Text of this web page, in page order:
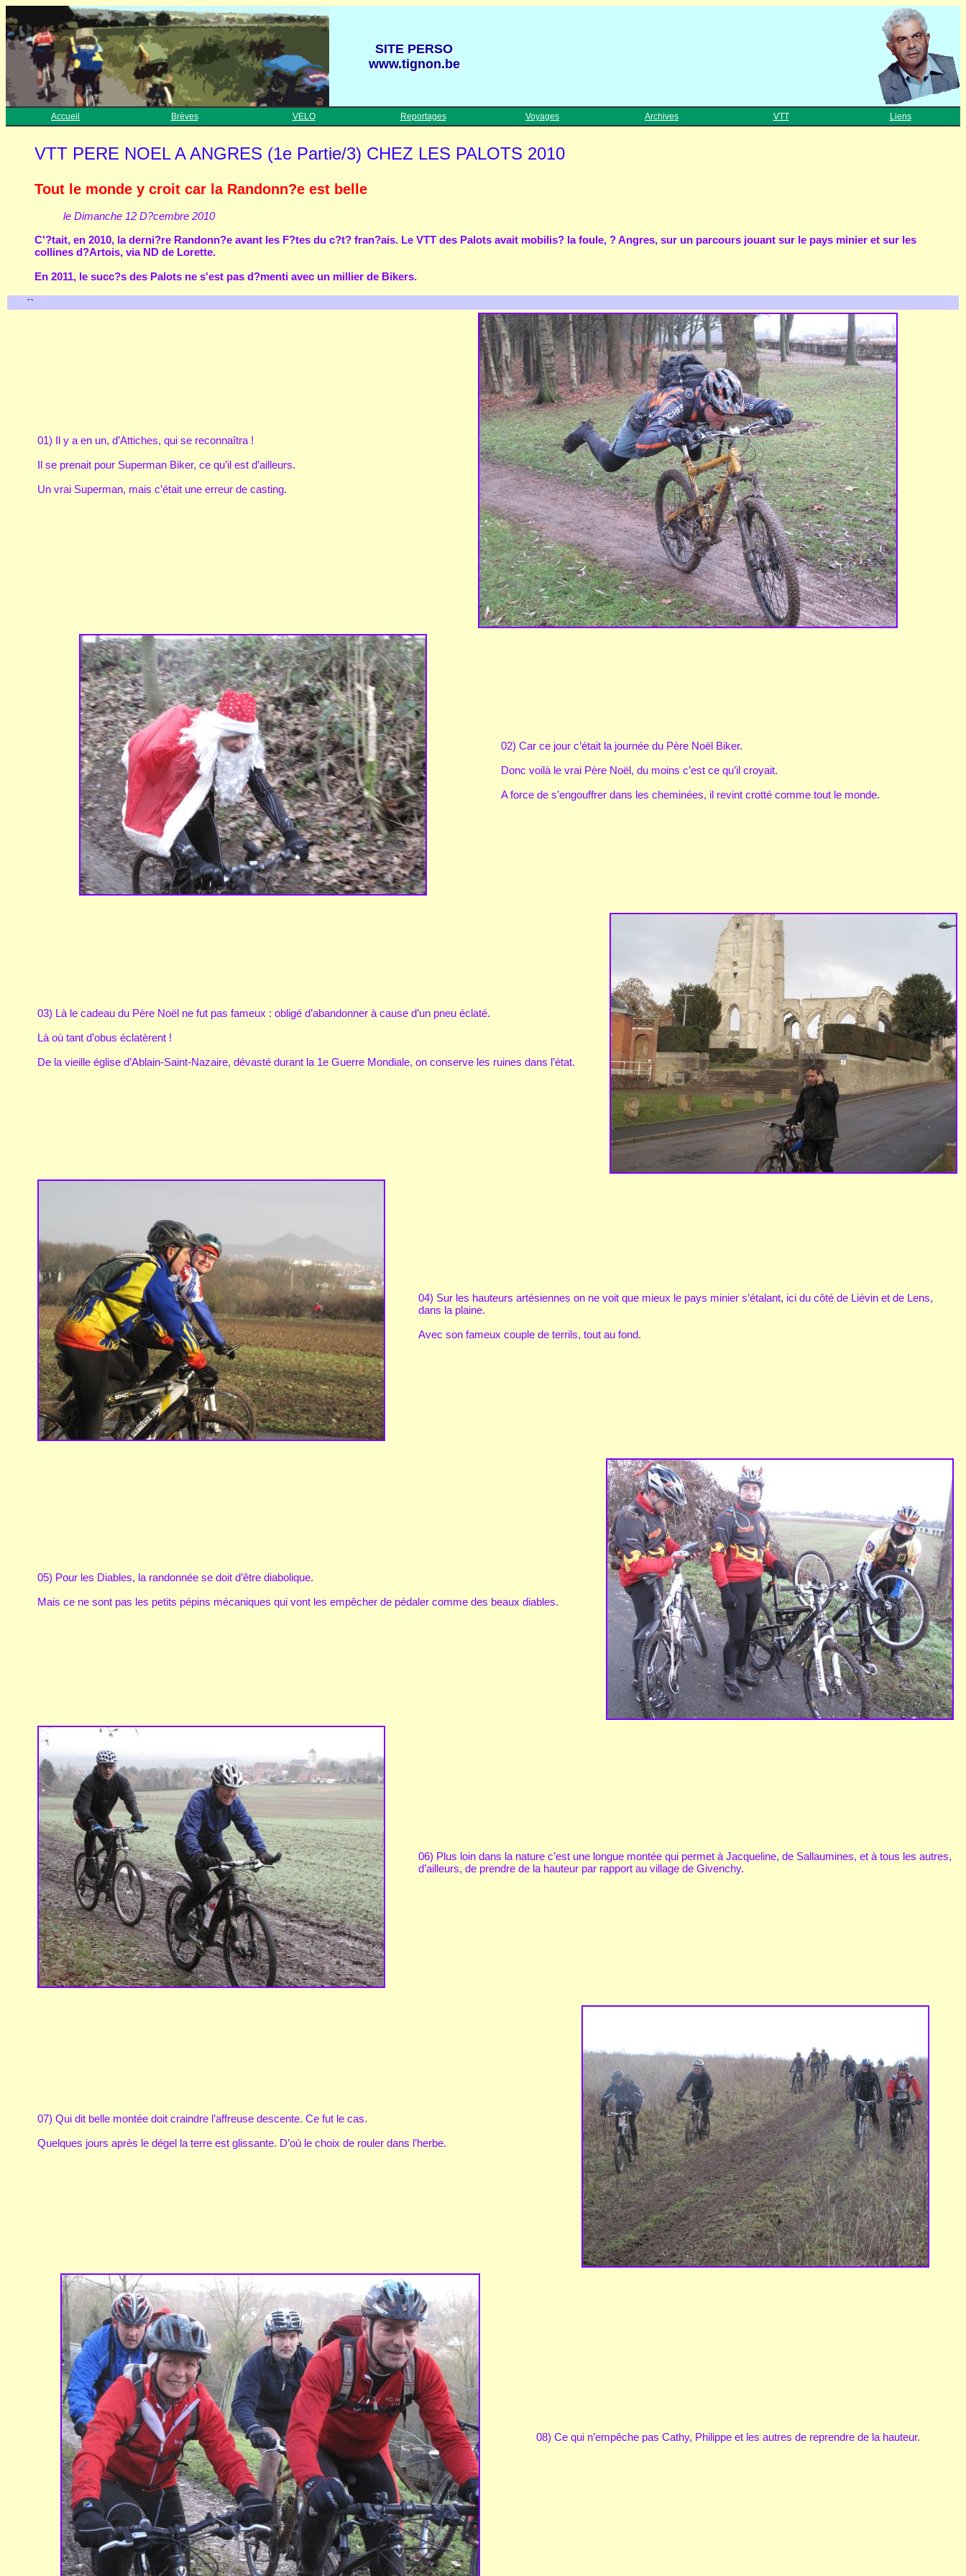
SITE PERSO
www.tignon.be
SITE PERSO
www.tignon.be
Accueil Brèves VELO Reportages Voyages Archives VTT Liens
VTT PERE NOEL A ANGRES (1e Partie/3) CHEZ LES PALOTS 2010
Tout le monde y croit car la Randonn?e est belle
le Dimanche 12 D?cembre 2010
C'?tait, en 2010, la derni?re Randonn?e avant les F?tes du c?t? fran?ais. Le VTT des Palots avait mobilis? la foule, ? Angres, sur un parcours jouant sur le pays minier et sur les
collines d?Artois, via ND de Lorette.
En 2011, le succ?s des Palots ne s'est pas d?menti avec un millier de Bikers.
``
01) Il y a en un, d’Attiches, qui se reconnaîtra !
Il se prenait pour Superman Biker, ce qu’il est d’ailleurs.
Un vrai Superman, mais c’était une erreur de casting.
02) Car ce jour c’était la journée du Père Noël Biker.
Donc voilà le vrai Père Noël, du moins c’est ce qu’il croyait.
A force de s’engouffrer dans les cheminées, il revint crotté comme tout le monde.
03) Là le cadeau du Père Noël ne fut pas fameux : obligé d’abandonner à cause d’un pneu éclaté.
Là où tant d’obus éclatèrent !
De la vieille église d’Ablain-Saint-Nazaire, dévasté durant la 1e Guerre Mondiale, on conserve les ruines dans l’état.
04) Sur les hauteurs artésiennes on ne voit que mieux le pays minier s’étalant, ici du côté de Liévin et de Lens,
dans la plaine.
Avec son fameux couple de terrils, tout au fond.
05) Pour les Diables, la randonnée se doit d’être diabolique.
Mais ce ne sont pas les petits pépins mécaniques qui vont les empêcher de pédaler comme des beaux diables.
06) Plus loin dans la nature c’est une longue montée qui permet à Jacqueline, de Sallaumines, et à tous les autres,
d’ailleurs, de prendre de la hauteur par rapport au village de Givenchy.
07) Qui dit belle montée doit craindre l’affreuse descente. Ce fut le cas.
Quelques jours après le dégel la terre est glissante. D’où le choix de rouler dans l’herbe.
08) Ce qui n’empêche pas Cathy, Philippe et les autres de reprendre de la hauteur.